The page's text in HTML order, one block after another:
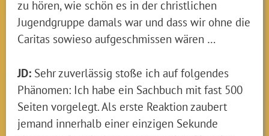
zu hören, wie schön es in der christlichen
Jugendgruppe damals war und dass wir ohne die
Caritas sowieso aufgeschmissen wären …
JD: Sehr zuverlässig stoße ich auf folgendes
Phänomen: Ich habe ein Sachbuch mit fast 500
Seiten vorgelegt. Als erste Reaktion zaubert
jemand innerhalb einer einzigen Sekunde